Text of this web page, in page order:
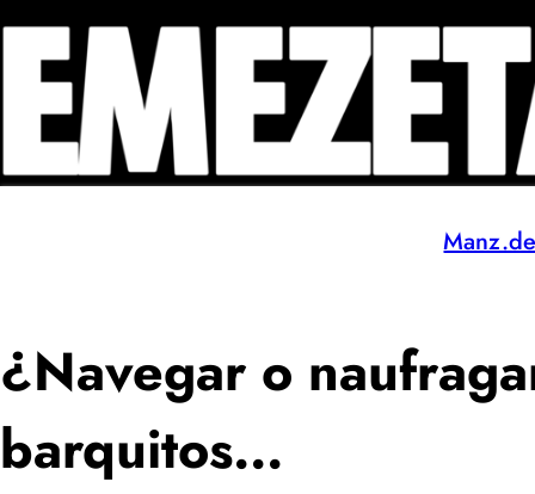
¿Navegar o
barquitos...